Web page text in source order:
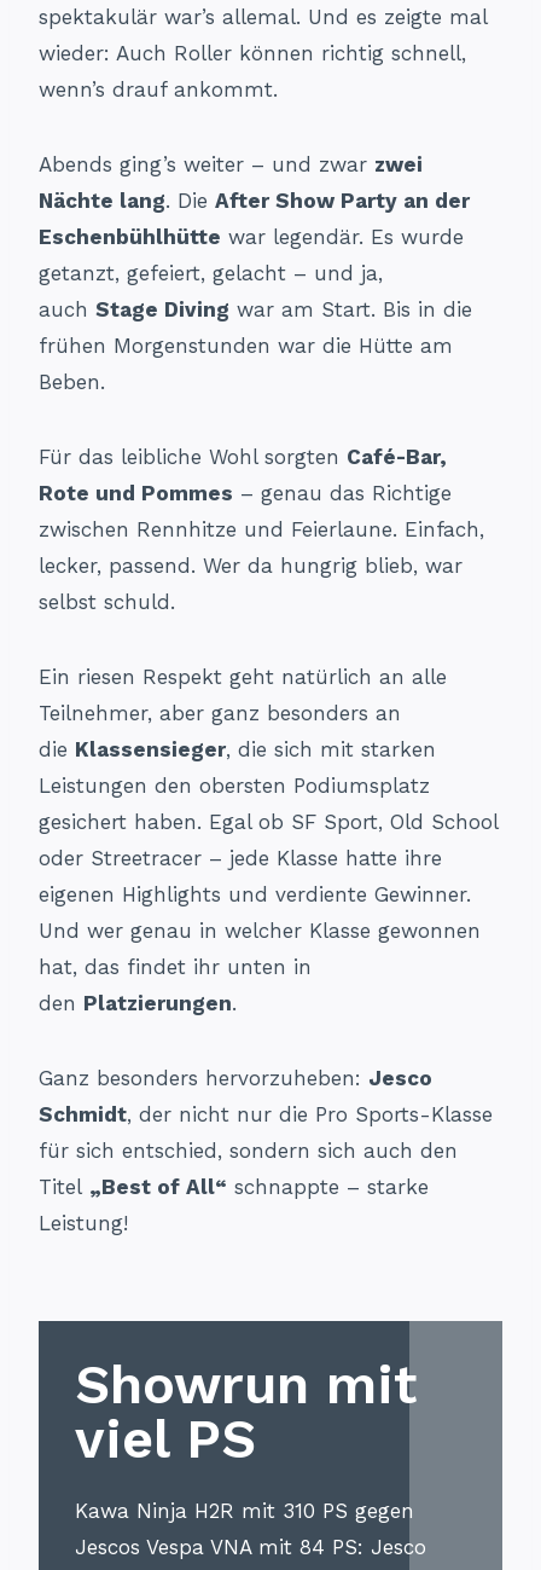
spektakulär war’s allemal. Und es zeigte mal
wieder: Auch Roller können richtig schnell,
wenn’s drauf ankommt.
Abends ging’s weiter – und zwar zwei
Nächte lang. Die After Show Party an der
Eschenbühlhütte war legendär. Es wurde
getanzt, gefeiert, gelacht – und ja,
auch Stage Diving war am Start. Bis in die
frühen Morgenstunden war die Hütte am
Beben.
Für das leibliche Wohl sorgten Café-Bar,
Rote und Pommes – genau das Richtige
zwischen Rennhitze und Feierlaune. Einfach,
lecker, passend. Wer da hungrig blieb, war
selbst schuld.
Ein riesen Respekt geht natürlich an alle
Teilnehmer, aber ganz besonders an
die Klassensieger, die sich mit starken
Leistungen den obersten Podiumsplatz
gesichert haben. Egal ob SF Sport, Old School
oder Streetracer – jede Klasse hatte ihre
eigenen Highlights und verdiente Gewinner.
Und wer genau in welcher Klasse gewonnen
hat, das findet ihr unten in
den Platzierungen.
Ganz besonders hervorzuheben: Jesco
Schmidt, der nicht nur die Pro Sports-Klasse
für sich entschied, sondern sich auch den
Titel „Best of All“ schnappte – starke
Leistung!
Showrun mit
viel PS
Kawa Ninja H2R mit 310 PS gegen
Jescos Vespa VNA mit 84 PS: Jesco